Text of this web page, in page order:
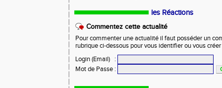
les Réactions
Commentez cette actualité
Pour commenter une actualité il faut posséder un
rubrique ci-dessous pour vous identifier ou vous
Login (Email)
:
Mot de Passe :